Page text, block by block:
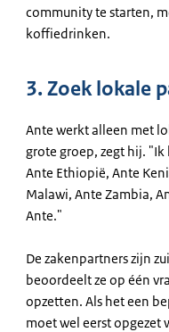
community te starten,
koffiedrinken.
3. Zoek lokale
Ante werkt alleen met
grote groep, zegt hij.
Ante Ethiopië, Ante
Malawi, Ante Zambia,
Ante."
De zakenpartners zijn
beoordeelt ze op één
opzetten. Als het een
moet wel eerst